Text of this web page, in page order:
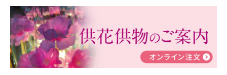
2024/03/06【終活なるほど教室】「マンガで学
ぶ！はじめてのお葬式」小さな家族葬ハウス®町田成
瀬 ご参加ありがとうございました！
2024/01/19令和6年能登半島地震災害の寄付のご報
告